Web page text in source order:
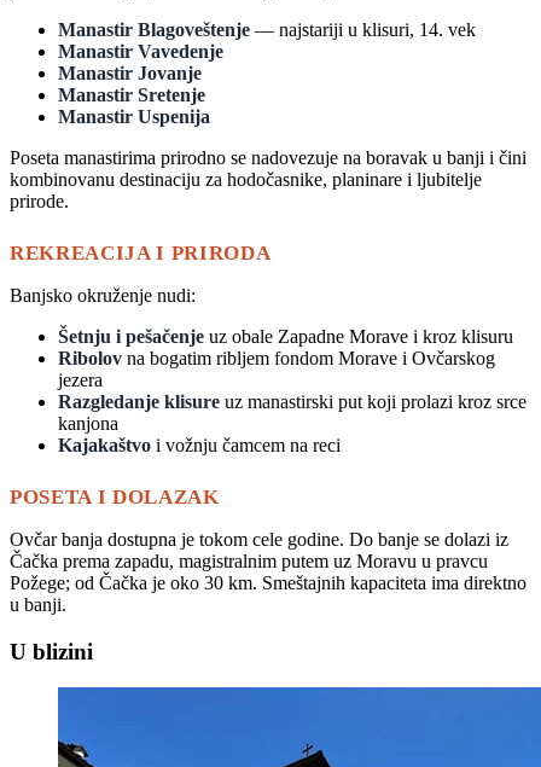
Manastir Blagoveštenje — najstariji u klisuri, 14. vek
Manastir Vavedenje
Manastir Jovanje
Manastir Sretenje
Manastir Uspenija
Poseta manastirima prirodno se nadovezuje na boravak u banji i čini
kombinovanu destinaciju za hodočasnike, planinare i ljubitelje
prirode.
REKREACIJA I PRIRODA
Banjsko okruženje nudi:
Šetnju i pešačenje uz obale Zapadne Morave i kroz klisuru
Ribolov na bogatim ribljem fondom Morave i Ovčarskog
jezera
Razgledanje klisure uz manastirski put koji prolazi kroz srce
kanjona
Kajakaštvo i vožnju čamcem na reci
POSETA I DOLAZAK
Ovčar banja dostupna je tokom cele godine. Do banje se dolazi iz
Čačka prema zapadu, magistralnim putem uz Moravu u pravcu
Požege; od Čačka je oko 30 km. Smeštajnih kapaciteta ima direktno
u banji.
U blizini